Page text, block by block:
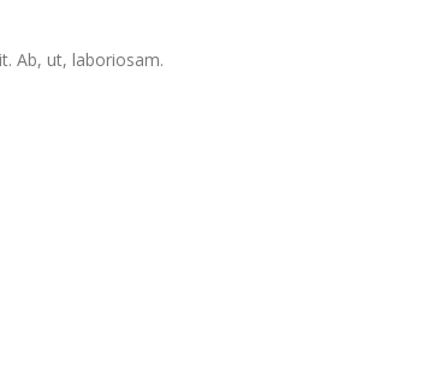
Ab, ut, laboriosam.